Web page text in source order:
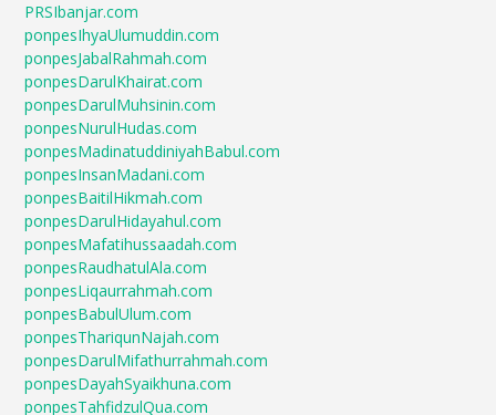
PRSIbanjar.com
ponpesIhyaUlumuddin.com
ponpesJabalRahmah.com
ponpesDarulKhairat.com
ponpesDarulMuhsinin.com
ponpesNurulHudas.com
ponpesMadinatuddiniyahBabul.com
ponpesInsanMadani.com
ponpesBaitilHikmah.com
ponpesDarulHidayahul.com
ponpesMafatihussaadah.com
ponpesRaudhatulAla.com
ponpesLiqaurrahmah.com
ponpesBabulUlum.com
ponpesThariqunNajah.com
ponpesDarulMifathurrahmah.com
ponpesDayahSyaikhuna.com
ponpesTahfidzulQua.com